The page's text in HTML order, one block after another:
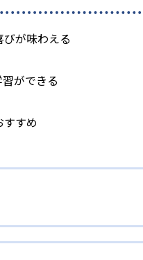
が味わえる
ができる
すめ